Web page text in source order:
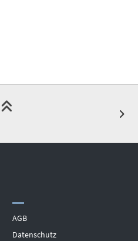
AGB
Datenschutz